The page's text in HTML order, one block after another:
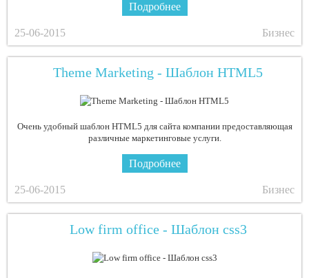
Подробнее
25-06-2015 Бизнес
Theme Marketing - Шаблон HTML5
Очень удобный шаблон HTML5 для сайта компании предоставляющая
различные маркетинговые услуги.
Подробнее
25-06-2015 Бизнес
Low firm office - Шаблон css3